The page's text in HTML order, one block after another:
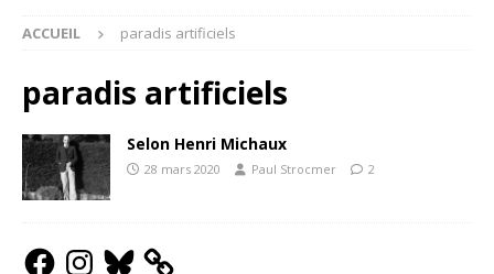
ACCUEIL paradis artificiels
paradis artificiels
Selon Henri Michaux
28 mars 2020 Paul Strocmer 2